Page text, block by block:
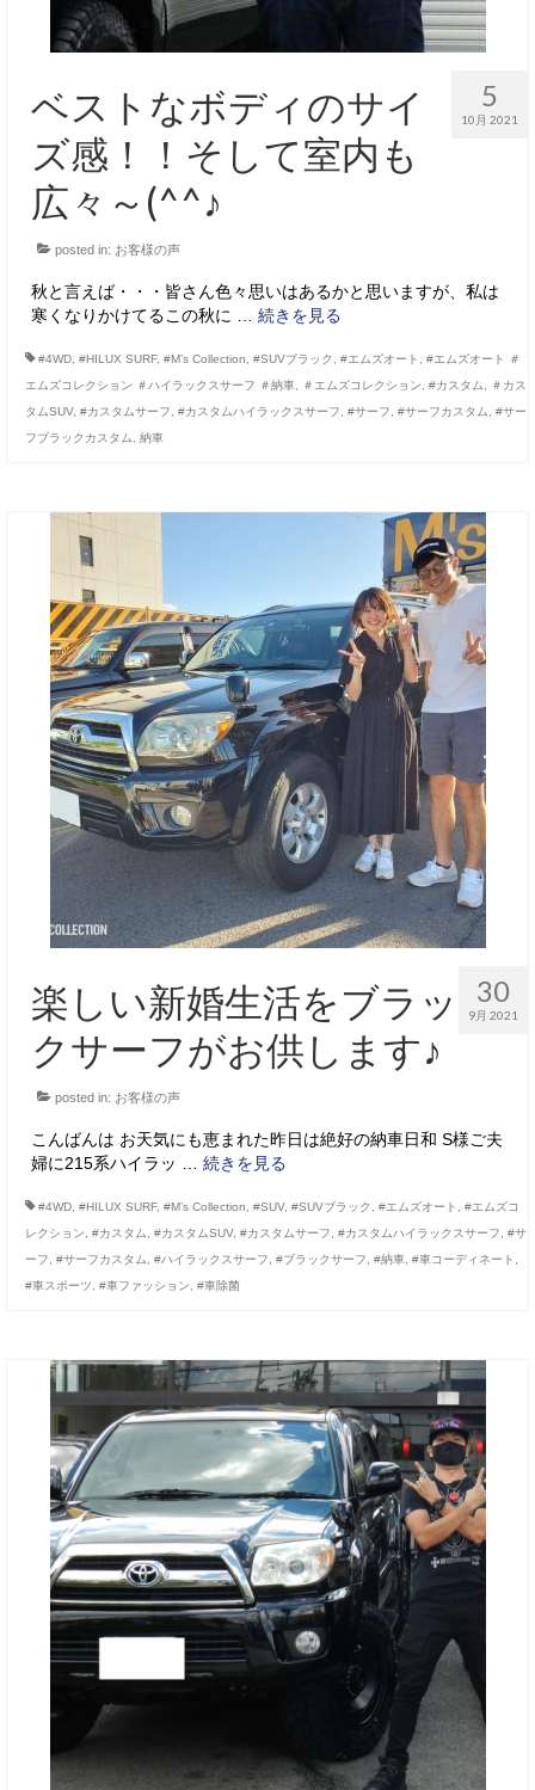
5
10月 2021
ベストなボディのサイ
ズ感！！そして室内も
広々～(^^♪
posted in: お客様の声
秋と言えば・・・皆さん色々思いはあるかと思いますが、私は
寒くなりかけてるこの秋に … 続きを見る
#4WD #HILUX SURF, #M’s Collection #SUVブラック #エムズオート
#エムズオート ＃
エムズコレクション ＃ハイラックスサーフ ＃納車
＃エムズコレクション #カスタム
＃カス
タムSUV, #カスタムサーフ #カスタムハイラックスサーフ #サーフ #サーフカスタム
#サー
フブラックカスタム
納車
30
9月 2021
楽しい新婚生活をブラッ
クサーフがお供します♪
posted in: お客様の声
こんばんは お天気にも恵まれた昨日は絶好の納車日和 S様ご夫
婦に215系ハイラッ … 続きを見る
#4WD #HILUX SURF, #M’s Collection #SUV, #SUVブラック #エムズオート
#エムズコ
レクション
#カスタム #カスタムSUV, #カスタムサーフ #カスタムハイラックスサーフ
#サ
ーフ
#サーフカスタム #ハイラックスサーフ #ブラックサーフ #納車 #車コーディネート
#車スポーツ
#車ファッション #車除菌